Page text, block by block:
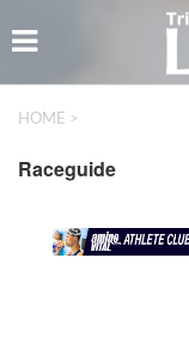
HOME >
Raceguide